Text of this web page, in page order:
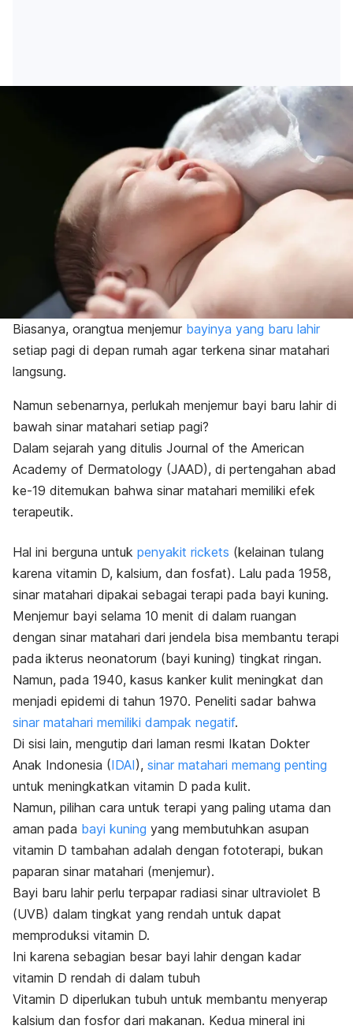
Biasanya, orangtua menjemur bayinya yang baru lahir
setiap pagi di depan rumah agar terkena sinar matahari
langsung.
Namun sebenarnya, perlukah menjemur bayi baru lahir di
bawah sinar matahari setiap pagi?
Dalam sejarah yang ditulis Journal of the American
Academy of Dermatology (JAAD), di pertengahan abad
ke-19 ditemukan bahwa sinar matahari memiliki efek
terapeutik.
Hal ini berguna untuk penyakit rickets (kelainan tulang
karena vitamin D, kalsium, dan fosfat). Lalu pada 1958,
sinar matahari dipakai sebagai terapi pada bayi kuning.
Menjemur bayi selama 10 menit di dalam ruangan
dengan sinar matahari dari jendela bisa membantu terapi
pada ikterus neonatorum (bayi kuning) tingkat ringan.
Namun, pada 1940, kasus kanker kulit meningkat dan
menjadi epidemi di tahun 1970. Peneliti sadar bahwa
sinar matahari memiliki dampak negatif.
Di sisi lain, mengutip dari laman resmi Ikatan Dokter
Anak Indonesia (IDAI), sinar matahari memang penting
untuk meningkatkan vitamin D pada kulit.
Namun, pilihan cara untuk terapi yang paling utama dan
aman pada bayi kuning yang membutuhkan asupan
vitamin D tambahan adalah dengan fototerapi, bukan
paparan sinar matahari (menjemur).
Bayi baru lahir perlu terpapar radiasi sinar ultraviolet B
(UVB) dalam tingkat yang rendah untuk dapat
memproduksi vitamin D.
Ini karena sebagian besar bayi lahir dengan kadar
vitamin D rendah di dalam tubuh
Vitamin D diperlukan tubuh untuk membantu menyerap
kalsium dan fosfor dari makanan. Kedua mineral ini